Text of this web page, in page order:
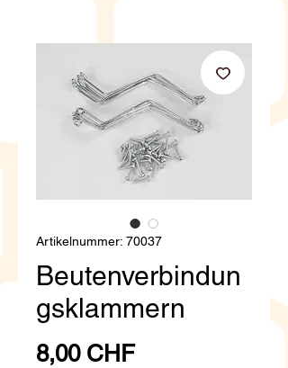
Artikelnummer: 70037
Beutenverbindun
gsklammern
8,00 CHFPreis